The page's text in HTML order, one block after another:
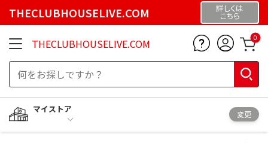
THECLUBHOUSELIVE.COM 詳しくは
こちら
THECLUBHOUSELIVE.COM 0
マイストア
変更